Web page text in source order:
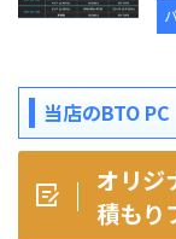
当店のBTO PC
オリジ
積もり